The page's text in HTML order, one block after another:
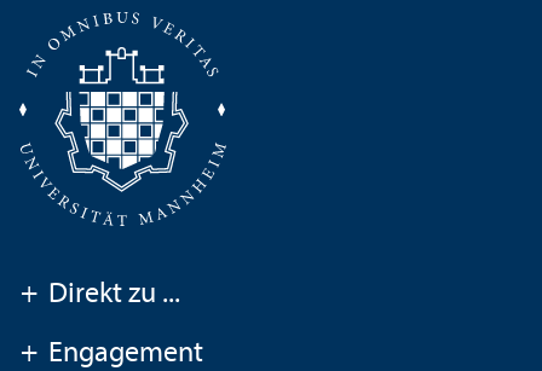
+ Direkt zu ...
+ Engagement